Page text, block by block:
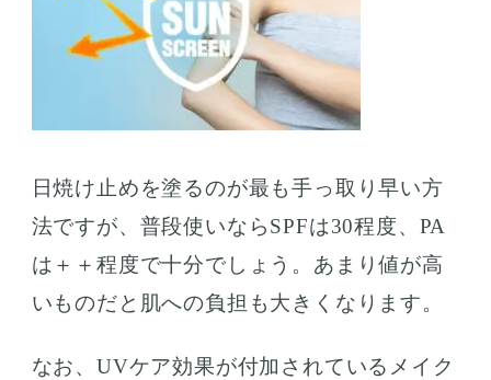
日焼け止めを塗るのが最も手っ取り早い方
法ですが、普段使いならSPFは30程度、PA
は＋＋程度で十分でしょう。あまり値が高
いものだと肌への負担も大きくなります。
なお、UVケア効果が付加されているメイク